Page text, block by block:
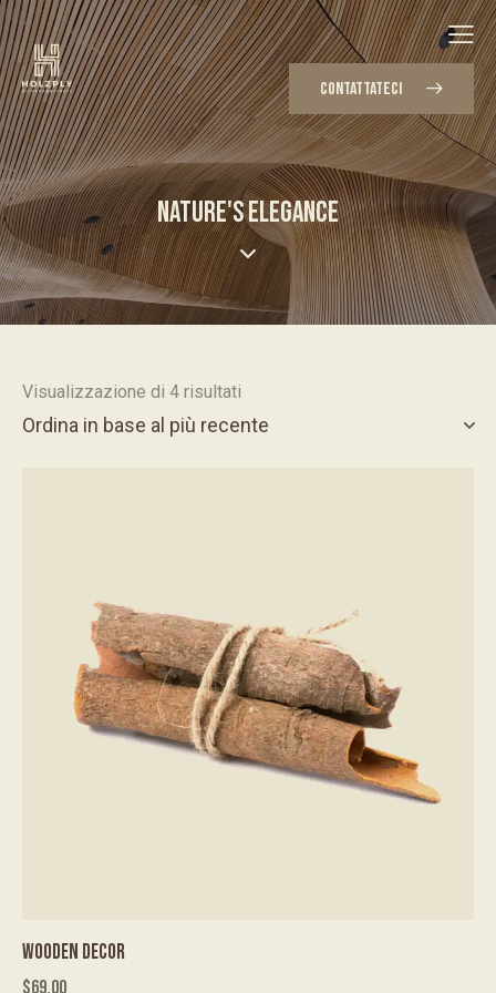
CONTATTATECI
NATURE'S ELEGANCE
Visualizzazione di 4 risultati
WOODEN DECOR
$69.00